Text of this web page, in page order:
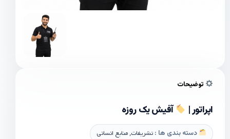
توضیحات
اپراتور | آفیش یک روزه
دسته بندی ها : تشریفات,منابع انسانی